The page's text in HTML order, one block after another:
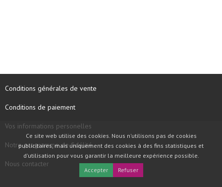
Conditions générales de vente
Conditions de paiement
Vos informations personelles
Notre programme de fidélité
Nous contacter
Ce site web utilise des cookies. Nous n'utilisons pas de cookies
publicitaires, mais uniquement des cookies à des fins statistiques et
d'utilisation pour vous garantir la meilleure expérience possible.
Accepter
Refuser